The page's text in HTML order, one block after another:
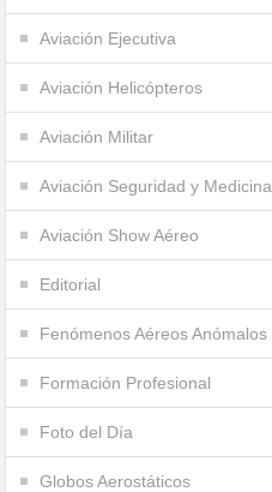
Aviación Ejecutiva
Aviación Helicópteros
Aviación Militar
Aviación Seguridad y Medicina
Aviación Show Aéreo
Editorial
Fenómenos Aéreos Anómalos
Formación Profesional
Foto del Día
Globos Aerostáticos